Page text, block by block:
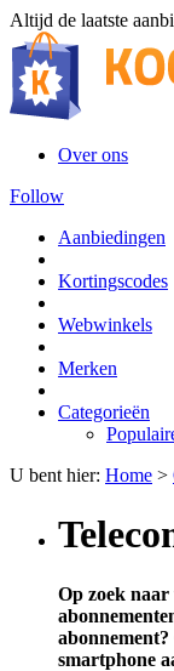
Altijd de laatste
Over ons
Follow
Aanbiedingen
Kortingscodes
Webwinkels
Merken
Categorieën
U bent hier: Home >
Op zoek naar
smartphone